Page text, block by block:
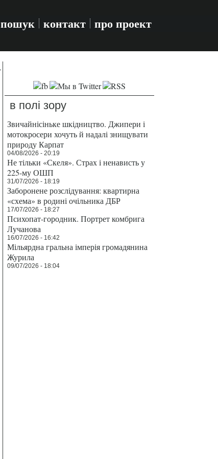
пошук контакт про проект
в полі зору
Звичайнісіньке шкідництво. Джипери і
мотокросери хочуть й надалі знищувати
природу Карпат
04/08/2026 - 20:19
Не тільки «Скеля». Страх і ненависть у
225-му ОШП
31/07/2026 - 18:19
Заборонене розслідування: квартирна
«схема» в родині очільника ДБР
17/07/2026 - 18:27
Психопат-городник. Портрет комбрига
Лучанова
16/07/2026 - 16:42
Мільярдна гральна імперія громадянина
Журила
09/07/2026 - 18:04